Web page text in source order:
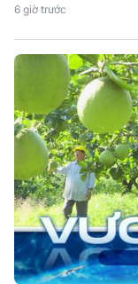
6 giờ trước